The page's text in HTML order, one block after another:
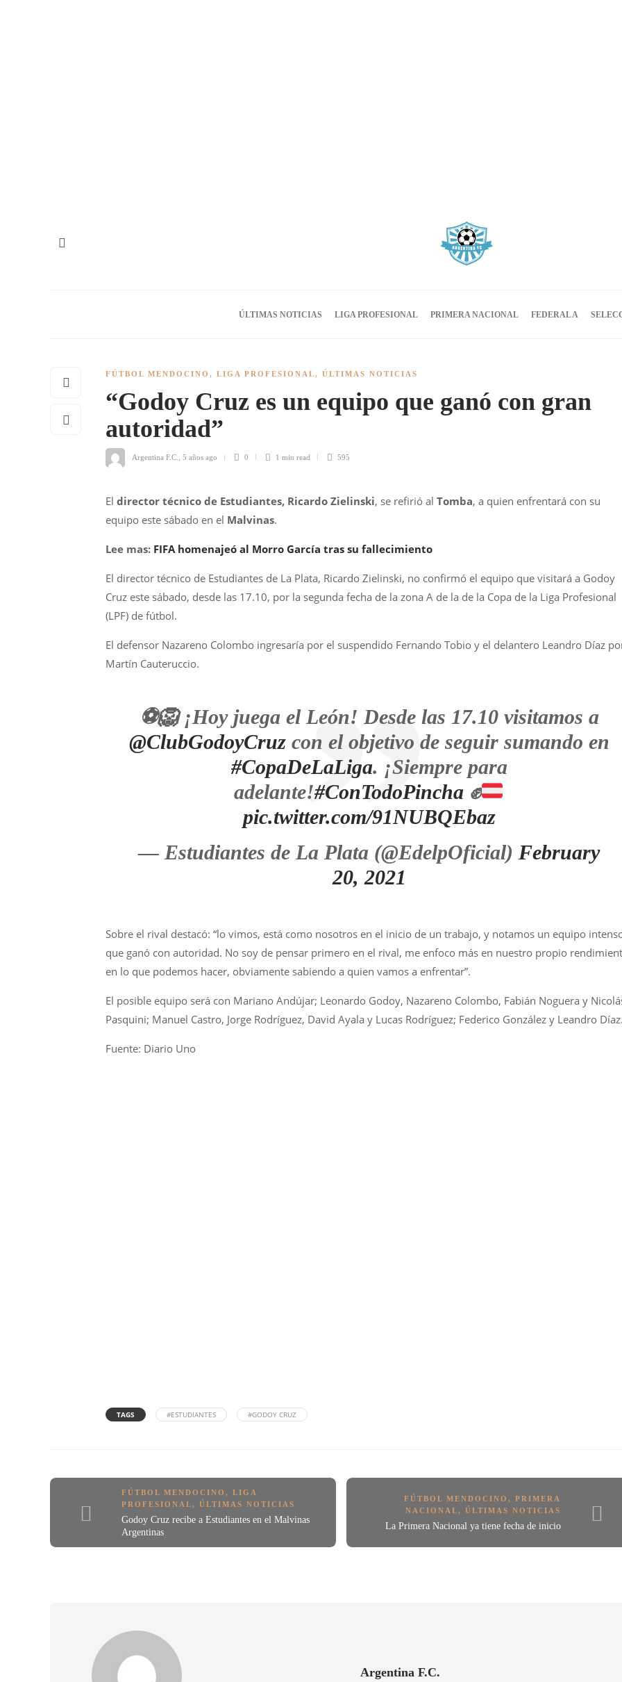
ÚLTIMAS NOTICIAS LIGA PROFESIONAL PRIMERA NACIONAL FEDERAL A
FÚTBOL MENDOCINO , LIGA PROFESIONAL, ÚLTIMAS NOTICIAS
“Godoy Cruz es un equipo que ganó con gran
autoridad”
Argentina F.C. 5 años ago 0 1 min read 595
El director técnico de Estudiantes, Ricardo Zielinski, se refirió al Tomba, a quien enfrentará con su
equipo este sábado en el Malvinas.
Lee mas: FIFA homenajeó al Morro García tras su fallecimiento
El director técnico de Estudiantes de La Plata, Ricardo Zielinski, no confirmó el equipo que visitará a Godoy
Cruz este sábado, desde las 17.10, por la segunda fecha de la zona A de la de la Copa de la Liga Profesional
(LPF) de fútbol.
El defensor Nazareno Colombo ingresaría por el suspendido Fernando Tobio y el delantero Leandro Díaz
Martín Cauteruccio.
⚽🦁 ¡Hoy juega el León! Desde las 17.10 visitamos a
@ClubGodoyCruzcon el objetivo de seguir sumando en
#CopaDeLaLiga. ¡Siempre para
adelante!#ConTodoPincha ✊
pic.twitter.com/91NUBQEbaz
— Estudiantes de La Plata (@EdelpOficial)February
20, 2021
Sobre el rival destacó: “lo vimos, está como nosotros en el inicio de un trabajo, y notamos un equipo
que ganó con autoridad. No soy de pensar primero en el rival, me enfoco más en nuestro propio
en lo que podemos hacer, obviamente sabiendo a quien vamos a enfrentar”.
El posible equipo será con Mariano Andújar; Leonardo Godoy, Nazareno Colombo, Fabián Noguera y
Pasquini; Manuel Castro, Jorge Rodríguez, David Ayala y Lucas Rodríguez; Federico González y Leandro Díaz.
Fuente: Diario Uno
TAGS #ESTUDIANTES #GODOY CRUZ
FÚTBOL MENDOCINO,LIGA
PROFESIONAL,ÚLTIMAS NOTICIAS
Godoy Cruz recibe a Estudiantes en el Malvinas
Argentinas
FÚTBOL MENDOCINO,PRIMERA
NACIONAL,ÚLTIMAS NOTICIAS
La Primera Nacional ya tiene fecha de inicio
Argentina F.C.